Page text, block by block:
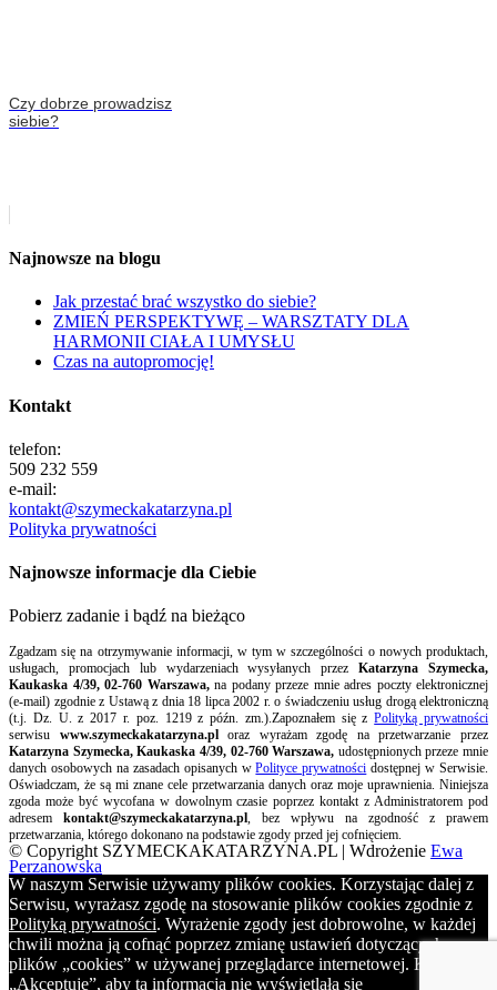
Czy dobrze prowadzisz
siebie?
Najnowsze na blogu
Jak przestać brać wszystko do siebie?
ZMIEŃ PERSPEKTYWĘ – WARSZTATY DLA
HARMONII CIAŁA I UMYSŁU
Czas na autopromocję!
Kontakt
telefon:
509 232 559
e-mail:
kontakt@szymeckakatarzyna.pl
Polityka prywatności
Najnowsze informacje dla Ciebie
Pobierz zadanie i bądź na bieżąco
Zgadzam się na otrzymywanie informacji, w tym w szczególności o nowych produktach,
usługach, promocjach lub wydarzeniach wysyłanych przezKatarzyna Szymecka,
Kaukaska 4/39, 02-760 Warszawa, na podany przeze mnie adres poczty elektronicznej
(e-mail) zgodnie z Ustawą z dnia 18 lipca 2002 r. o świadczeniu usług drogą elektroniczną
(t.j. Dz. U. z 2017 r. poz. 1219 z późn. zm.).Zapoznałem się zPolityką prywatności
serwisu www.szymeckakatarzyna.ploraz wyrażam zgodę na przetwarzanie przez
Katarzyna Szymecka, Kaukaska 4/39, 02-760 Warszawa, udostępnionych przeze mnie
danych osobowych na zasadach opisanych wPolityce prywatności dostępnej w Serwisie.
Oświadczam, że są mi znane cele przetwarzania danych oraz moje uprawnienia. Niniejsza
zgoda może być wycofana w dowolnym czasie poprzez kontakt z Administratorem pod
adresem kontakt@szymeckakatarzyna.pl, bez wpływu na zgodność z prawem
przetwarzania, którego dokonano na podstawie zgody przed jej cofnięciem.
© Copyright SZYMECKAKATARZYNA.PL | Wdrożenie Ewa
Perzanowska
W naszym Serwisie używamy plików cookies. Korzystając dalej z
Serwisu, wyrażasz zgodę na stosowanie plików cookies zgodnie z
Polityką prywatności. Wyrażenie zgody jest dobrowolne, w każdej
chwili można ją cofnąć poprzez zmianę ustawień dotyczących
plików „cookies” w używanej przeglądarce internetowej. Kliknij
„Akceptuję”, aby ta informacja nie wyświetlała się